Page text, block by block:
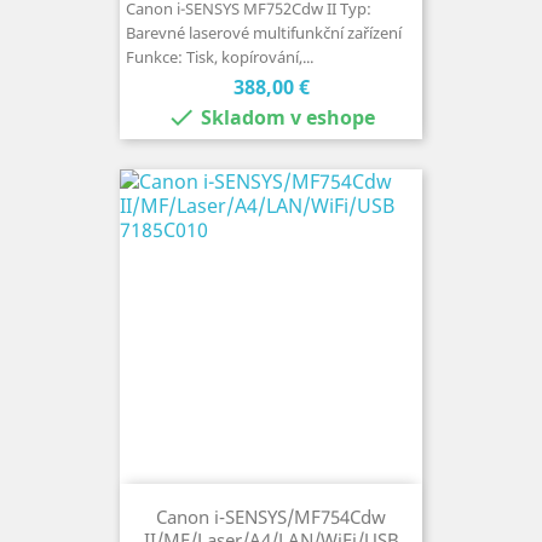
Canon i-SENSYS MF752Cdw II Typ:
Barevné laserové multifunkční zařízení
Funkce: Tisk, kopírování,...
Cena
388,00 €
 Skladom v eshope
Canon i-SENSYS/MF754Cdw